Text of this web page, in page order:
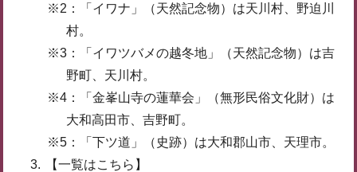
※2：「イワナ」（天然記念物）は天川村、野迫川
村。
※3：「イワツバメの越冬地」（天然記念物）は吉
野町、天川村。
※4：「金峯山寺の蓮華会」（無形民俗文化財）は
大和高田市、吉野町。
※5：「下ツ道」（史跡）は大和郡山市、天理市。
【一覧はこちら】